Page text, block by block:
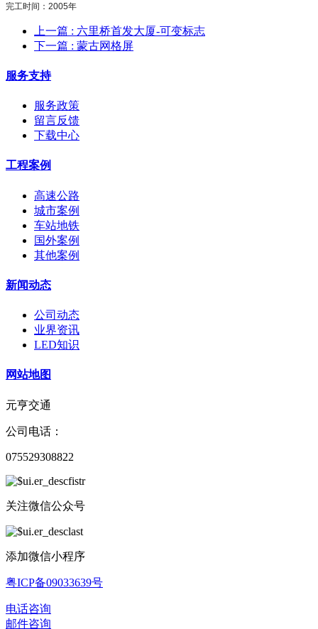
完工时间：2005年
上一篇 : 六里桥首发大厦-可变标志
下一篇 : 蒙古网格屏
服务支持
服务政策
留言反馈
下载中心
工程案例
高速公路
城市案例
车站地铁
国外案例
其他案例
新闻动态
公司动态
业界资讯
LED知识
网站地图
元亨交通
公司电话：
075529308822
关注微信公众号
添加微信小程序
粤ICP备09033639号
电话咨询
邮件咨询